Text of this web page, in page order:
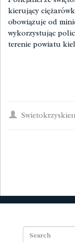
kierujący
obowiązuje od
wykorzystując
terenie powiatu